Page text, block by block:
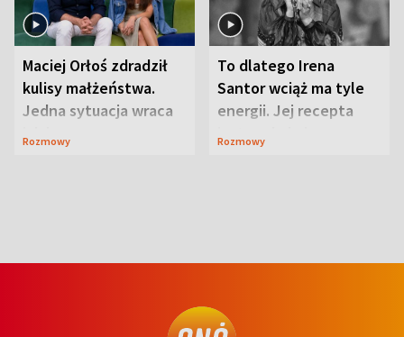
Maciej Orłoś zdradził
kulisy małżeństwa.
Jedna sytuacja wraca
jak bumerang
Rozmowy
To dlatego Irena
Santor wciąż ma tyle
energii. Jej recepta
jest zaskakująco
Rozmowy